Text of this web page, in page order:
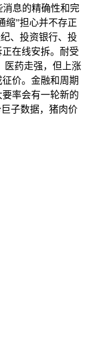
消息的精确性和完
缩”担心并不存正
、投资银行、投
在线安拆。耐受
医药走强，但上涨
价。金融和周期
率会有一轮新的
子数据，猪肉价